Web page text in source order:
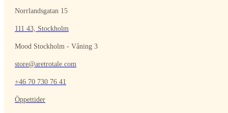
Norrlandsgatan 15
111 43, Stockholm
Mood Stockholm - Våning 3
store@aretrotale.com
+46 70 730 76 41
Öppettider